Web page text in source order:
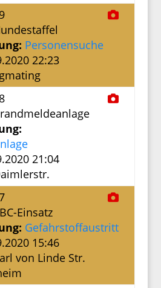
Personensuche
22:23
21:04
Einsatz
Gefahrstoffaustritt
15:46
von Linde Str.